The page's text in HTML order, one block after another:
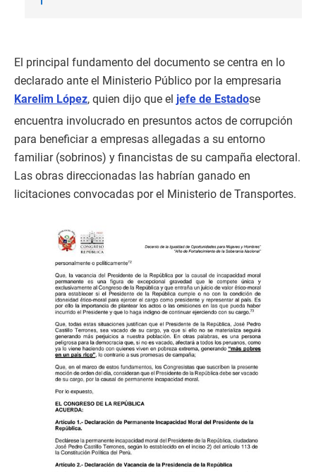
El principal fundamento del documento se centra en lo
declarado ante el Ministerio Público por la empresaria
Karelim López, quien dijo que el jefe de Estadose
encuentra involucrado en presuntos actos de corrupción
para beneficiar a empresas allegadas a su entorno
familiar (sobrinos) y financistas de su campaña electoral.
Las obras direccionadas las habrían ganado en
licitaciones convocadas por el Ministerio de Transportes.